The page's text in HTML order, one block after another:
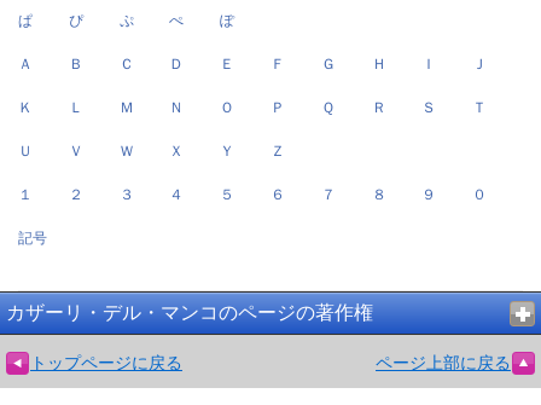
ぱ ぴ ぷ ぺ ぽ
Ａ Ｂ Ｃ Ｄ Ｅ Ｆ Ｇ Ｈ Ｉ Ｊ
Ｋ Ｌ Ｍ Ｎ Ｏ Ｐ Ｑ Ｒ Ｓ Ｔ
Ｕ Ｖ Ｗ Ｘ Ｙ Ｚ
１ ２ ３ ４ ５ ６ ７ ８ ９ ０
記号
カザーリ・デル・マンコのページの著作権
トップページに戻る ページ上部に戻る